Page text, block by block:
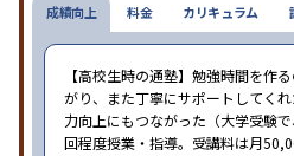
成績向上
【高校生時の通塾】勉強時間を作
がり、また丁寧にサポートしてく
力向上にもつながった（大学受験
回程度授業・指導。受講料は月
料金 カリキュラム